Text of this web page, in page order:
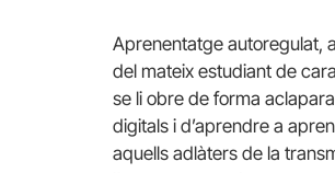
Aprenentatge autoregulat,
del mateix estudiant de
se li obre de forma
digitals i d’aprendre a
aquells adlàters de la